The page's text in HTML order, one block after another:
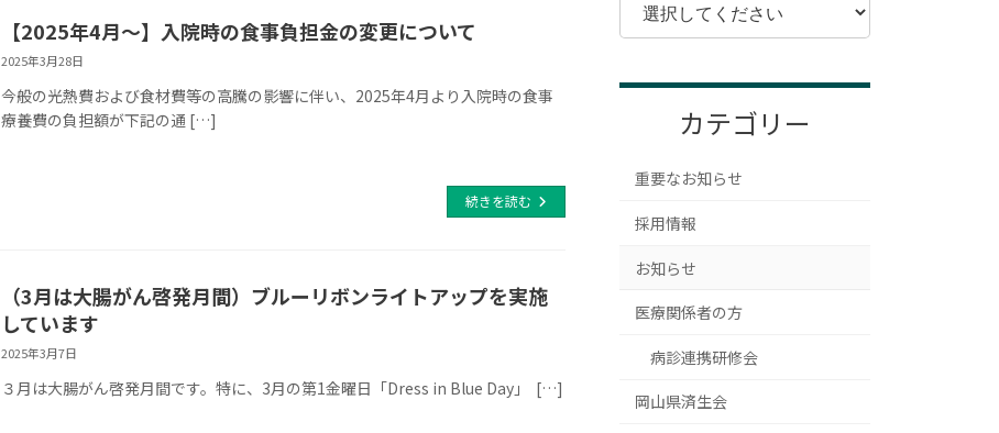
【2025年4月～】入院時の食事負担金の変更について
2025年3月28日
今般の光熱費および食材費等の高騰の影響に伴い、2025年4月より入院時の食事
療養費の負担額が下記の通 […]
続きを読む
（3月は大腸がん啓発月間）ブルーリボンライトアップを実施
しています
2025年3月7日
３月は大腸がん啓発月間です。特に、3月の第1金曜日「Dress in Blue Day」 […]
カテゴリー
重要なお知らせ
採用情報
お知らせ
医療関係者の方
病診連携研修会
岡山県済生会